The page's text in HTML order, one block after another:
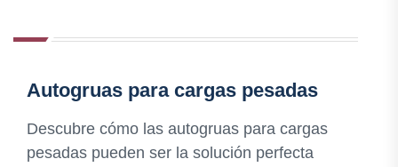
Autogruas para cargas pesadas
Descubre cómo las autogruas para cargas
pesadas pueden ser la solución perfecta